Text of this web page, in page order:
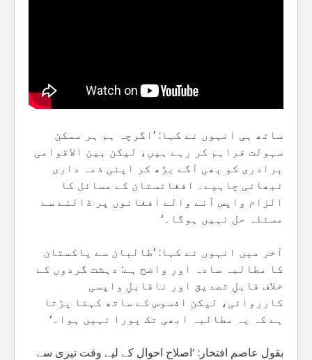
ساتھ ہی انہوں نے کہا: ’اگرچہ ہم ہر ممکن
سہولت فراہم کر رہے ہیں، لیکن بین الاقوامی
برادری کو بھی آگے بڑھ کر اپنی ذمہ داری
نبھانی چاہیے۔ افغانستان کے مسائل کا
الزام واپس آنے والے افغانوں پر ڈالنے سے
مسئلہ حل نہیں ہوگا۔‘
آخر میں انہوں نے کہا: ’طالبان سے پاکستان
کا مطالبہ سادہ اور واضح ہے: دہشت گردوں کے
خلاف قابلِ تصدیق اور ناقابلِ واپسی
کارروائی، لیکن افسوس کے ساتھ کہنا پڑتا
ہے کہ یہ مطالبہ ابھی تک پورا نہیں ہوا۔‘
بقول عاصم افتخار: ’اصلاحِ احوال کے لیے وقت تیزی سے